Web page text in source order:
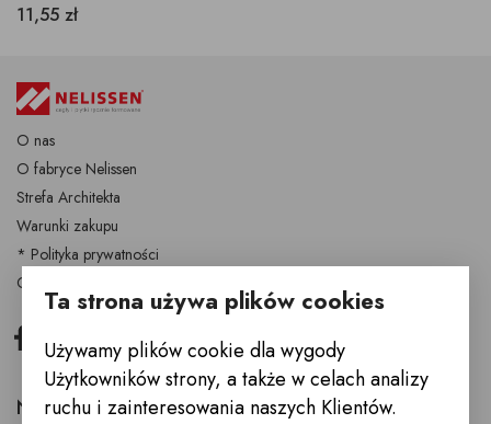
11,55 zł
O nas
O fabryce Nelissen
Strefa Architekta
Warunki zakupu
* Polityka prywatności
Cegły i płytki Nelissen
Facebook
NELISSEN POLSKA (SALON INNE MEBLE)
Ta strona używa plików cookies
Używamy plików cookie dla wygody
Użytkowników strony, a także w celach analizy
ruchu i zainteresowania naszych Klientów.